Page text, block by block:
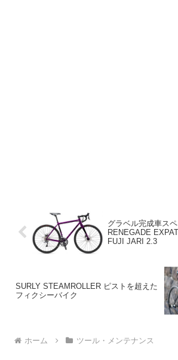
グラベル完成車ス
RENEGADE
FUJI JARI 2.3
SURLY STEAMROLLER ピストを超えた
フィクシーバイク
ホーム ツール・メンテナンス